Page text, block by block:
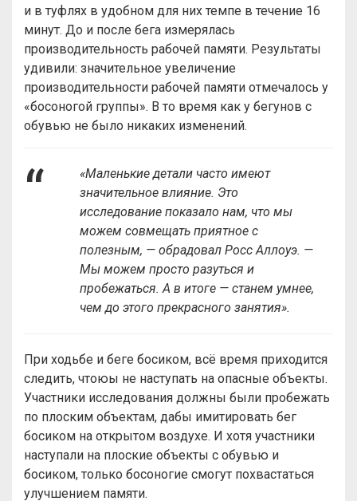
и в туфлях в удобном для них темпе в течение 16
минут. До и после бега измерялась
производительность рабочей памяти. Результаты
удивили: значительное увеличение
производительности рабочей памяти отмечалось у
«босоногой группы». В то время как у бегунов с
обувью не было никаких изменений.
«Маленькие детали часто имеют
значительное влияние. Это
исследование показало нам, что мы
можем совмещать приятное с
полезным, — обрадовал Росс Аллоуэ. —
Мы можем просто разуться и
пробежаться. А в итоге — станем умнее,
чем до этого прекрасного занятия».
При ходьбе и беге босиком, всё время приходится
следить, чтоюы не наступать на опасные объекты.
Участники исследования должны были пробежать
по плоским объектам, дабы имитировать бег
босиком на открытом воздухе. И хотя участники
наступали на плоские объекты с обувью и
босиком, только босоногие смогут похвастаться
улучшением памяти.